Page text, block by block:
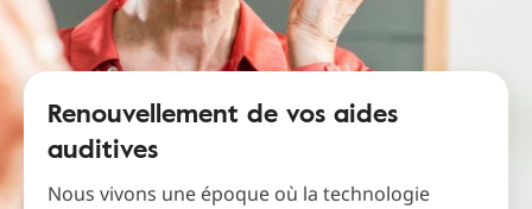
Renouvellement de vos aides
auditives
Nous vivons une époque où la technologie